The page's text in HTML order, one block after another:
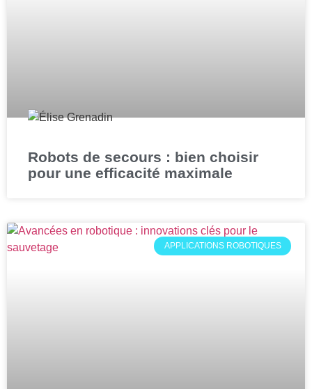
Robots de secours : bien choisir
pour une efficacité maximale
APPLICATIONS ROBOTIQUES